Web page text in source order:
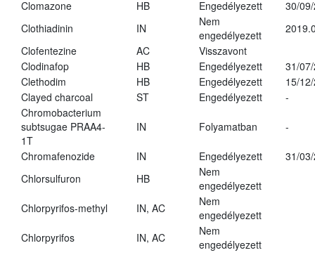
Clomazone HB Engedélyezett
30/
Clothiadinin
IN
Nem
engedélyezett
Clofentezine
AC
Visszavont
Clodinafop
HB Engedélyezett
31/
Clethodim
HB Engedélyezett
15/
Clayed charcoal
ST Engedélyezett
-
Chromobacterium
subtsugae PRAA4-
1T
IN Folyamatban -
Chromafenozide IN Engedélyezett
31/
Chlorsulfuron
HB
Nem
engedélyezett
Chlorpyrifos-methyl
IN, AC
Nem
engedélyezett
Chlorpyrifos
IN, AC
Nem
engedélyezett